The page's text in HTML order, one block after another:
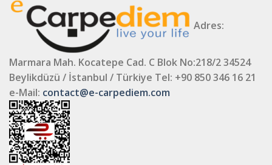
Adres:
Marmara Mah. Kocatepe Cad. C Blok No:218/2 34524
Beylikdüzü / İstanbul / Türkiye Tel: +90 850 346 16 21
e-Mail: contact@e-carpediem.com